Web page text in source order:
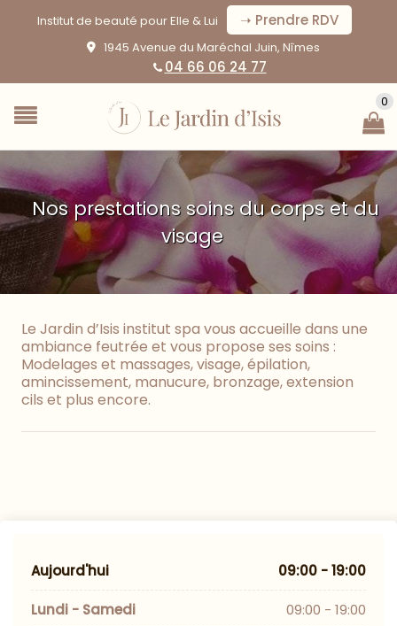
Institut de beauté pour Elle & Lui ➝ Prendre RDV
1945 Avenue du Maréchal Juin, Nîmes
04 66 06 24 77
0
Nos prestations soins du corps et du
visage
Le Jardin d’Isis institut spa vous accueille dans une
ambiance feutrée et vous propose ses soins :
Modelages et massages, visage, épilation,
amincissement, manucure, bronzage, extension
cils et plus encore.
Aujourd'hui 09:00 - 19:00
Lundi - Samedi 09:00 - 19:00